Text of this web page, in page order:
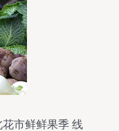
市鲜鲜果季 线